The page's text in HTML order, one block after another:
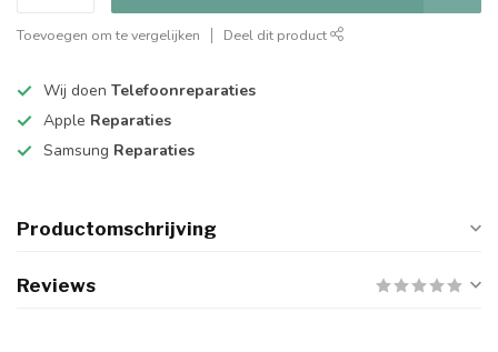
Toevoegen om te vergelijken Deel dit product
Wij doen Telefoonreparaties
Apple Reparaties
Samsung Reparaties
Productomschrijving
Reviews